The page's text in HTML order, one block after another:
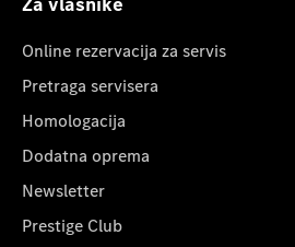
Online rezervacija za servis
Pretraga servisera
Homologacija
Dodatna oprema
Newsletter
Prestige Club